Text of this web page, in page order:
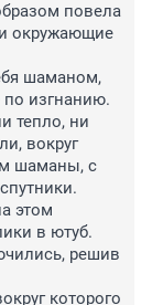
повела
окружающие
шаманом,
по изгнанию.
тепло, ни
вокруг
шаманы, с
этом
в ютуб.
решив
которого